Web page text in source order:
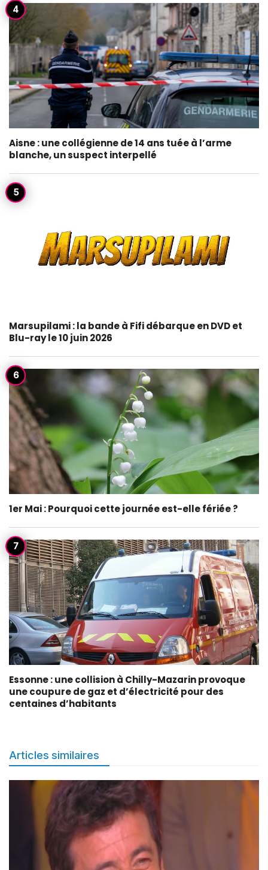
Aisne : une collégienne de 14 ans tuée à l’arme
blanche, un suspect interpellé
Marsupilami : la bande à Fifi débarque en DVD et
Blu-ray le 10 juin 2026
1er Mai : Pourquoi cette journée est-elle fériée ?
Essonne : une collision à Chilly-Mazarin provoque
une coupure de gaz et d’électricité pour des
centaines d’habitants
Articles similaires